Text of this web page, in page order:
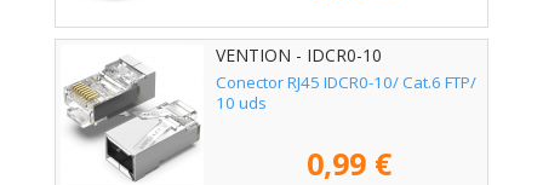
VENTION - IDCR0-10
Conector RJ45 IDCR0-10/ Cat.6 FTP/
10 uds
0,99 €